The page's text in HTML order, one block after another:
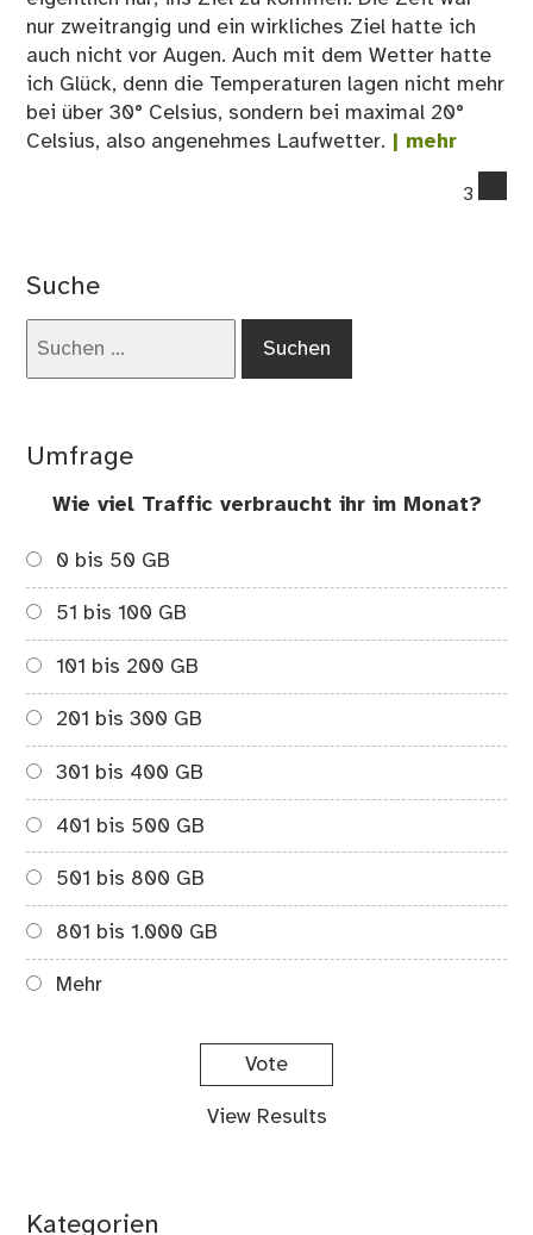
nur zweitrangig und ein wirkliches Ziel hatte ich
auch nicht vor Augen. Auch mit dem Wetter hatte
ich Glück, denn die Temperaturen lagen nicht mehr
bei über 30° Celsius, sondern bei maximal 20°
Celsius, also angenehmes Laufwetter. | mehr
3
Suche
Umfrage
Wie viel Traffic verbraucht ihr im Monat?
0 bis 50 GB
51 bis 100 GB
101 bis 200 GB
201 bis 300 GB
301 bis 400 GB
401 bis 500 GB
501 bis 800 GB
801 bis 1.000 GB
Mehr
View Results
Kategorien